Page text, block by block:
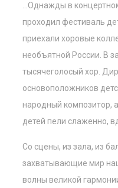
…Однажды в
проходил фестиваль
приехали хоровые
необъятной России. В
тысячеголосый хор.
основоположников
народный композитор,
детей пели слаженно,
Со сцены, из зала, из
захватывающие мир
волны великой